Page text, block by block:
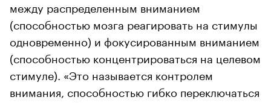
между распределенным вниманием
(способностью мозга реагировать на стимулы
одновременно) и фокусированным вниманием
(способностью концентрироваться на целевом
стимуле). «Это называется контролем
внимания, способностью гибко переключаться